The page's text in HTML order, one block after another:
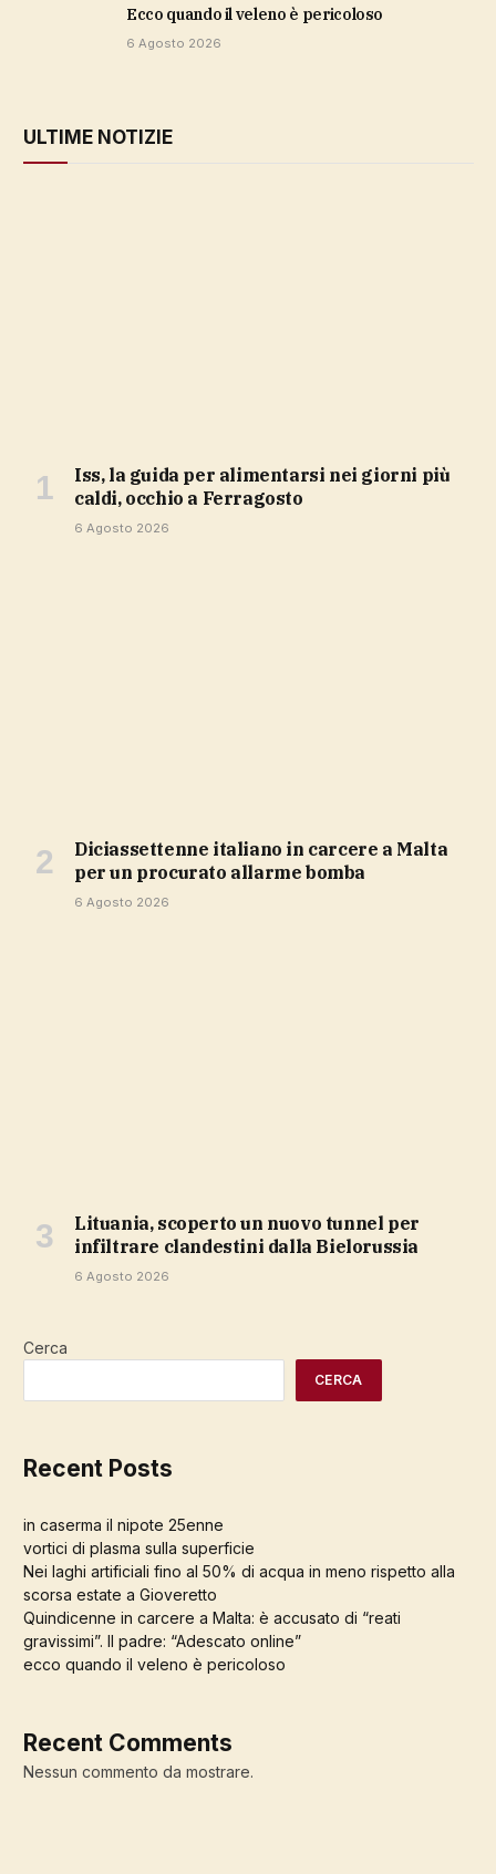
ecco quando il veleno è pericoloso
6 Agosto 2026
ULTIME NOTIZIE
Iss, la guida per alimentarsi nei giorni più
caldi, occhio a Ferragosto
6 Agosto 2026
Diciassettenne italiano in carcere a Malta
per un procurato allarme bomba
6 Agosto 2026
Lituania, scoperto un nuovo tunnel per
infiltrare clandestini dalla Bielorussia
6 Agosto 2026
Cerca
CERCA
Recent Posts
in caserma il nipote 25enne
vortici di plasma sulla superficie
Nei laghi artificiali fino al 50% di acqua in meno rispetto alla
scorsa estate a Gioveretto
Quindicenne in carcere a Malta: è accusato di “reati
gravissimi”. Il padre: “Adescato online”
ecco quando il veleno è pericoloso
Recent Comments
Nessun commento da mostrare.